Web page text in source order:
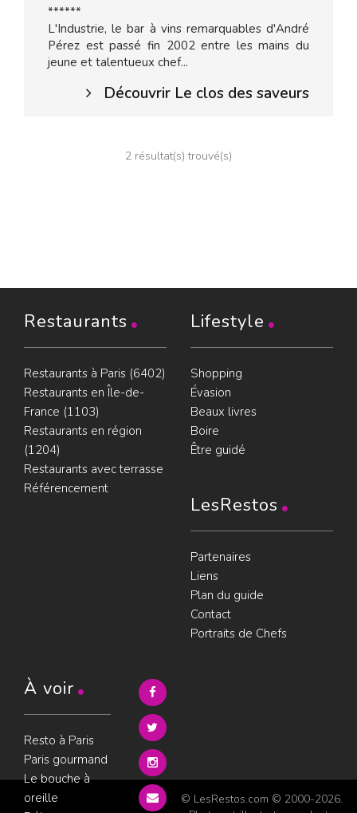
******
L'Industrie, le bar à vins remarquables d'André
Pérez est passé fin 2002 entre les mains du
jeune et talentueux chef...
Découvrir Le clos des saveurs
2 résultat(s) trouvé(s)
Restaurants
Restaurants à Paris (6402)
Restaurants en Île-de-
France (1103)
Restaurants en région
(1204)
Restaurants avec terrasse
Référencement
Lifestyle
Shopping
Évasion
Beaux livres
Boire
Être guidé
LesRestos
Partenaires
Liens
Plan du guide
Contact
Portraits de Chefs
À voir
Resto à Paris
Paris gourmand
Le bouche à
oreille
© LesRestos.com © 2000-2026.